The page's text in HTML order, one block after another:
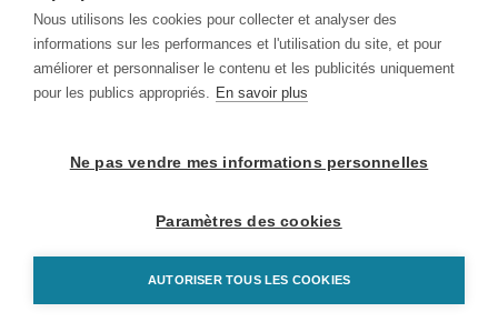
Nous utilisons les cookies pour collecter et analyser des
informations sur les performances et l'utilisation du site, et pour
améliorer et personnaliser le contenu et les publicités uniquement
pour les publics appropriés. En savoir plus
Ne pas vendre mes informations personnelles
Paramètres des cookies
AUTORISER TOUS LES COOKIES